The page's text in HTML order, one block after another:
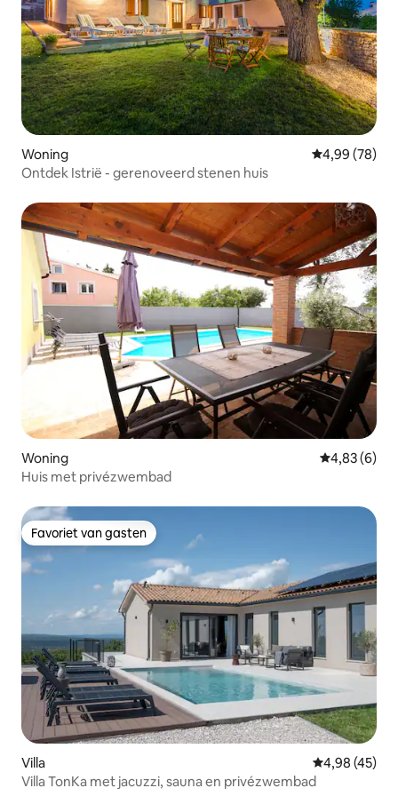
Woning Gemiddelde
4,99 (78)
Ontdek Istrië - gerenoveerd stenen huis
Woning Gemiddelde
4,83 (6)
Huis met privézwembad
Favoriet van gasten
Favoriet van gasten
Villa Gemiddelde
4,98 (45)
Villa TonKa met jacuzzi, sauna en privézwembad